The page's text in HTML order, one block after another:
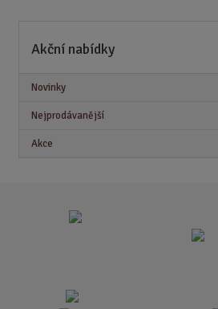
Akční nabídky
Novinky
Nejprodávanější
Akce